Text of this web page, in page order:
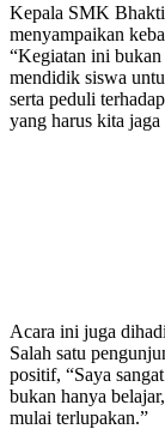
Kepala SMK
menyampaikan
“Kegiatan ini bukan
mendidik siswa
serta peduli
yang harus kita jaga
Acara ini juga
Salah satu
positif, “Saya
bukan hanya
mulai terlupakan.”